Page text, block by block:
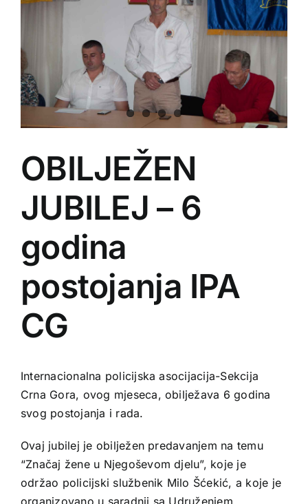
OBILJEŽEN
JUBILEJ – 6
godina
postojanja IPA
CG
Internacionalna policijska asocijacija-Sekcija
Crna Gora, ovog mjeseca, obilježava 6 godina
svog postojanja i rada.
Ovaj jubilej je obilježen predavanjem na temu
“Značaj žene u Njegoševom djelu”, koje je
održao policijski službenik Milo Šćekić, a koje je
organizovano u saradnji sa Udruženjem